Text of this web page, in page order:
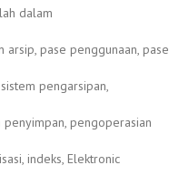
dalam
arsip, pase penggunaan, pase
pengarsipan,
pengoperasian
indeks, Elektronic